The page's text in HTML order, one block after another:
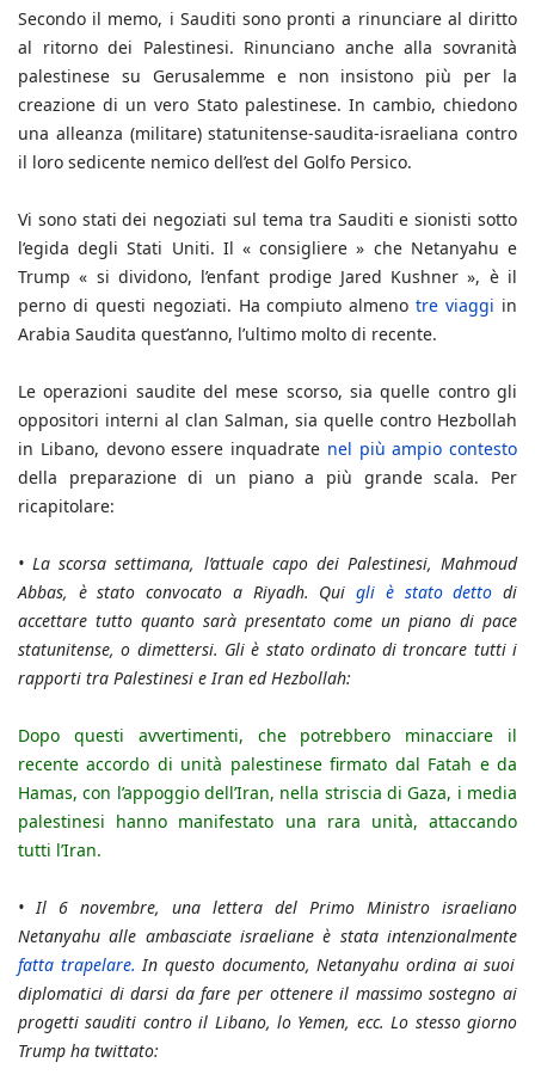
Secondo il memo, i Sauditi sono pronti a rinunciare al diritto
al ritorno dei Palestinesi. Rinunciano anche alla sovranità
palestinese su Gerusalemme e non insistono più per la
creazione di un vero Stato palestinese. In cambio, chiedono
una alleanza (militare) statunitense-saudita-israeliana contro
il loro sedicente nemico dell’est del Golfo Persico.
Vi sono stati dei negoziati sul tema tra Sauditi e sionisti sotto
l’egida degli Stati Uniti. Il « consigliere » che Netanyahu e
Trump « si dividono, l’enfant prodige Jared Kushner », è il
perno di questi negoziati. Ha compiuto almenotre viaggi in
Arabia Saudita quest’anno, l’ultimo molto di recente.
Le operazioni saudite del mese scorso, sia quelle contro gli
oppositori interni al clan Salman, sia quelle contro Hezbollah
in Libano, devono essere inquadrate nel più ampio contesto
della preparazione di un piano a più grande scala. Per
ricapitolare:
• La scorsa settimana, l’attuale capo dei Palestinesi, Mahmoud
Abbas, è stato convocato a Riyadh. Quigli è stato detto di
accettare tutto quanto sarà presentato come un piano di pace
statunitense, o dimettersi. Gli è stato ordinato di troncare tutti i
rapporti tra Palestinesi e Iran ed Hezbollah:
Dopo questi avvertimenti, che potrebbero minacciare il
recente accordo di unità palestinese firmato dal Fatah e da
Hamas, con l’appoggio dell’Iran, nella striscia di Gaza, i media
palestinesi hanno manifestato una rara unità, attaccando
tutti l’Iran.
• Il 6 novembre, una lettera del Primo Ministro israeliano
Netanyahu alle ambasciate israeliane è stata intenzionalmente
fatta trapelare. In questo documento, Netanyahu ordina ai suoi
diplomatici di darsi da fare per ottenere il massimo sostegno ai
progetti sauditi contro il Libano, lo Yemen, ecc. Lo stesso giorno
Trump ha twittato: